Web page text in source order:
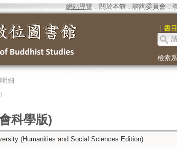
網站導覽 ． 關於本館． 諮詢委員會 ．
｜ 書目
檢索
細
科學版)
(Humanities and Social Sciences Edition)